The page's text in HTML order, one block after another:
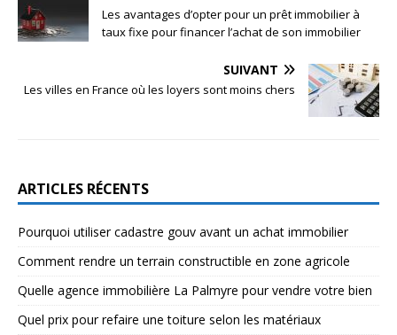
Les avantages d’opter pour un prêt immobilier à
taux fixe pour financer l’achat de son immobilier
SUIVANT
Les villes en France où les loyers sont moins chers
ARTICLES RÉCENTS
Pourquoi utiliser cadastre gouv avant un achat immobilier
Comment rendre un terrain constructible en zone agricole
Quelle agence immobilière La Palmyre pour vendre votre bien
Quel prix pour refaire une toiture selon les matériaux